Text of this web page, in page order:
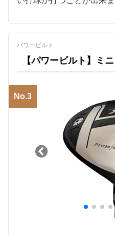
パワービルト
【パワービルト】ミ
No.3